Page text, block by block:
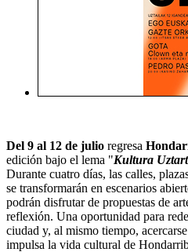
Del 9 al 12 de julio regresa
edición bajo el lema "Kultura
Durante cuatro días, las calles,
se transformarán en escenarios
podrán disfrutar de propuestas de
reflexión. Una oportunidad para
ciudad y, al mismo tiempo,
impulsa la vida cultural de